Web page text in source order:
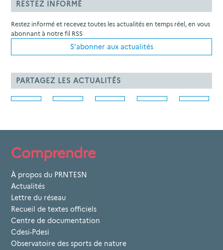
RESTEZ INFORMÉ
Restez informé et recevez toutes les actualités en temps réel, en vous
abonnant à notre fil RSS
S'abonner aux actualités
PARTAGEZ LES ACTUALITÉS
Comprendre
À propos du PRNTESN
Actualités
Lettre du réseau
Recueil de textes officiels
Centre de documentation
Cdesi-Pdesi
Observatoire des sports de nature